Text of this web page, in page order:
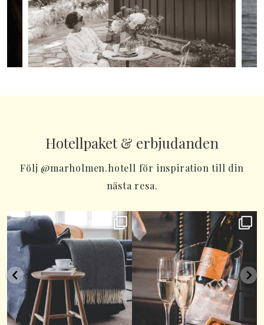
Hotellpaket & erbjudanden
Följ @marholmen.hotell för inspiration till din
nästa resa.
~ SISTA CHANSEN -⁠
Bo 3 nätter men betala...
28 0
~ ALLA DAG ~⁠
Fira kärleken på lördag
80 3